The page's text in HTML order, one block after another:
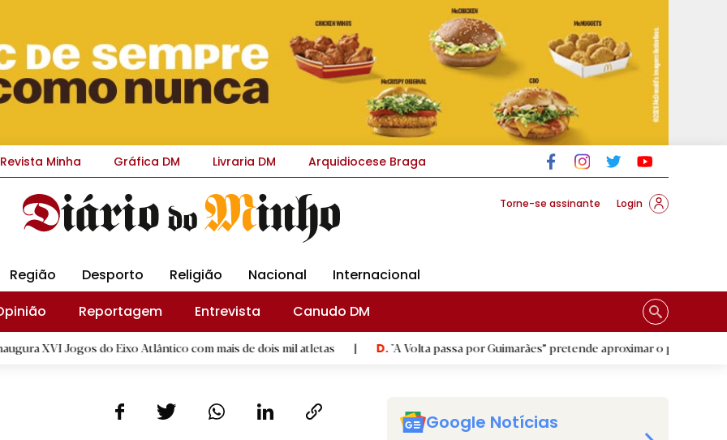
Revista Minha Gráfica DM Livraria DM Arquidiocese Braga
Torne-se assinante Login
Região Desporto Religião Nacional
Internacional
Reportagem Entrevista Canudo DM
do Eixo Atlântico com mais de dois mil atletas | D."A Volta passa por Guimarães” pretende aproximar o público do ciclismo
Google Notícias